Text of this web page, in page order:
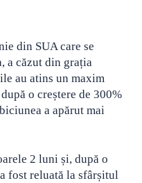
din SUA care se
a căzut din grația
au atins un maxim
o creștere de 300%
a apărut mai
2 luni și, după o
fost reluată la sfârșitul